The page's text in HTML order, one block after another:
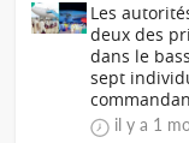
Les
deux des
dans le
sept
il y a 1